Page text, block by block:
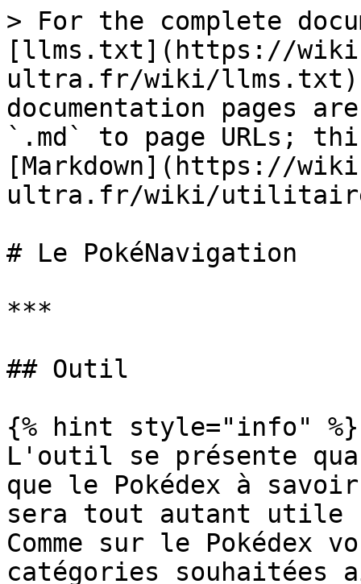
> For the complete
[llms.txt](https://
ultra.fr/wiki/llms.txt).
documentation pages
`.md` to page URLs;
[Markdown](https://
ultra.fr/wiki/
# Le PokéNavigation
***
## Outil
{% hint style="info" %}
L'outil se présente
que le Pokédex à
sera tout autant
Comme sur le Pokédex
catégories